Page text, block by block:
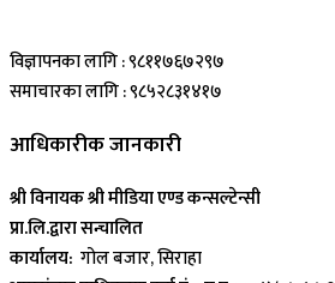
विज्ञापनका लागि : ९८११७६७२९७
समाचारका लागि : ९८५२८३१४१७
आधिकारीक जानकारी
श्री विनायक श्री मीडिया एण्ड कन्सल्टेन्सी
प्रा.लि.द्वारा सन्चालित
कार्यालय: गोल बजार, सिराहा